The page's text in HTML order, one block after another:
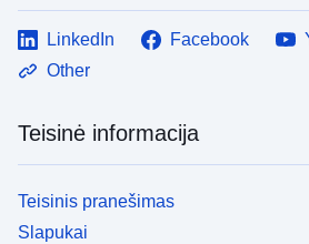
LinkedIn Facebook
Other
Teisinė informacija
Teisinis pranešimas
Slapukai